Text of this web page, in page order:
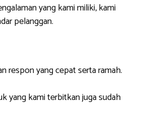
yang kami miliki, kami
pelanggan.
respon yang cepat serta ramah.
yang kami terbitkan juga sudah